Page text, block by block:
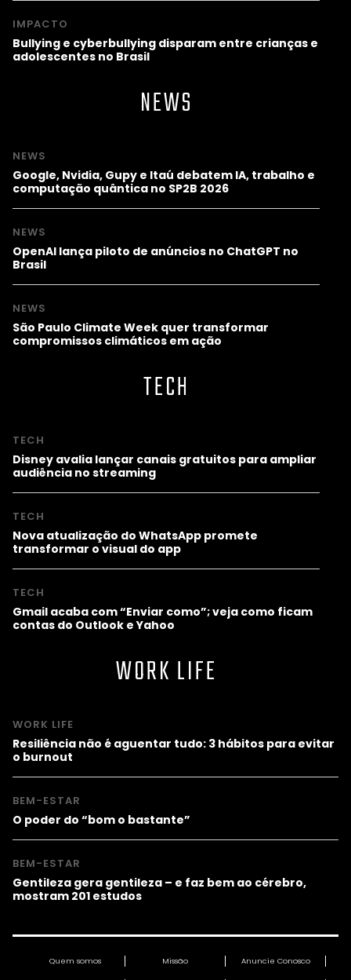
IMPACTO
Bullying e cyberbullying disparam entre crianças e
adolescentes no Brasil
NEWS
NEWS
Google, Nvidia, Gupy e Itaú debatem IA, trabalho e
computação quântica no SP2B 2026
NEWS
OpenAI lança piloto de anúncios no ChatGPT no
Brasil
NEWS
São Paulo Climate Week quer transformar
compromissos climáticos em ação
TECH
TECH
Disney avalia lançar canais gratuitos para ampliar
audiência no streaming
TECH
Nova atualização do WhatsApp promete
transformar o visual do app
TECH
Gmail acaba com “Enviar como”; veja como ficam
contas do Outlook e Yahoo
WORK LIFE
WORK LIFE
Resiliência não é aguentar tudo: 3 hábitos para evitar
o burnout
BEM-ESTAR
O poder do “bom o bastante”
BEM-ESTAR
Gentileza gera gentileza – e faz bem ao cérebro,
mostram 201 estudos
Quem somos Missão Anuncie Conosco